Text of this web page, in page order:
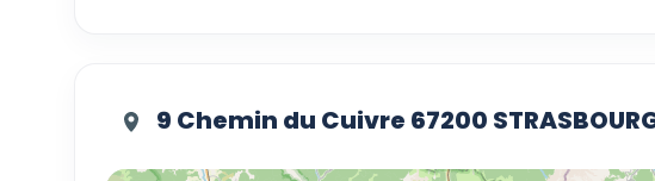
9 Chemin du Cuivre 67200